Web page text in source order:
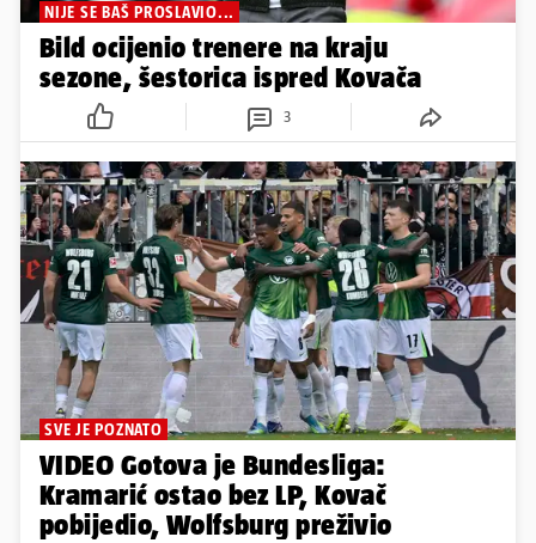
NIJE SE BAŠ PROSLAVIO...
Bild ocijenio trenere na kraju
sezone, šestorica ispred Kovača
3
SVE JE POZNATO
VIDEO Gotova je Bundesliga:
Kramarić ostao bez LP, Kovač
pobijedio, Wolfsburg preživio